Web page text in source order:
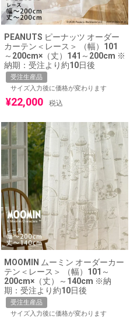
PEANUTS ピーナッツ オーダー
カーテン＜レース＞ （幅）101
～200cm×（丈）141～200cm ※
納期：受注より約10日後
受注生産品
サイズ入力後に価格が変わります
¥22,000 税込
MOOMIN ムーミン オーダーカー
テン＜レース＞ （幅）101～
200cm×（丈）～140cm ※納
期：受注より約10日後
受注生産品
サイズ入力後に価格が変わります